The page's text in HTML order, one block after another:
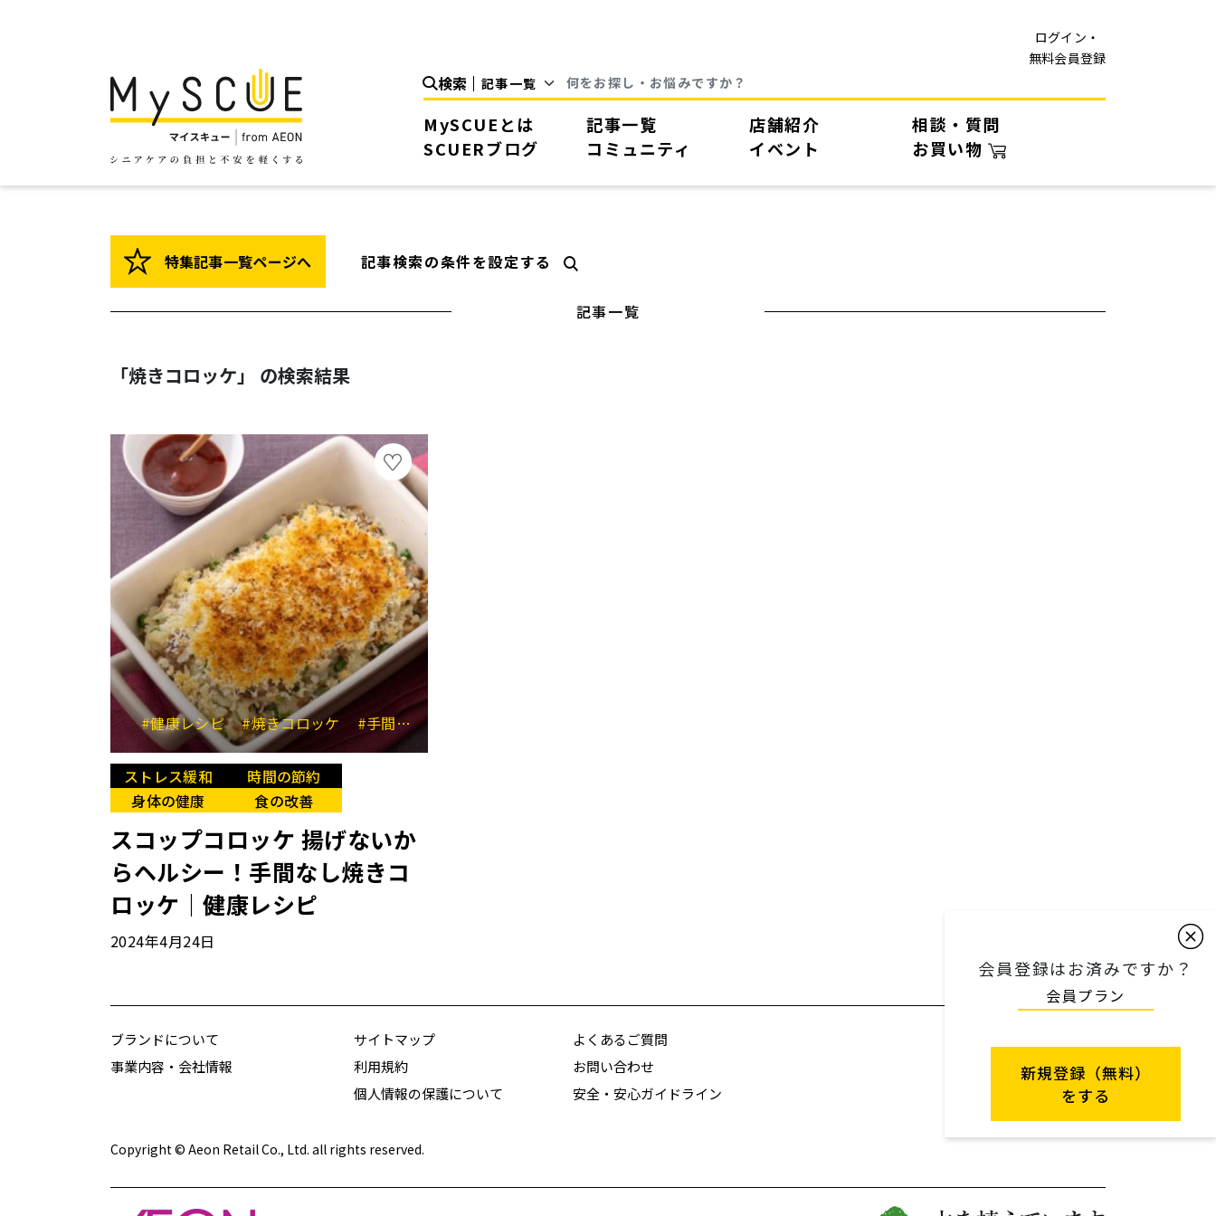
ログイン・
無料会員登録
検索
MySCUEとは 記事一覧 店舗紹介
相談・質問
SCUERブログ
コミュニティ イベント お買い物
特集記事一覧ページへ 記事検索の条件を設定する
記事一覧
「焼きコロッケ」 の検索結果
#健康レシピ #焼きコロッケ #手間なしメニュー
ストレス緩和
時間の節約
身体の健康
食の改善
スコップコロッケ 揚げないか
らヘルシー！手間なし焼きコ
ロッケ｜健康レシピ
2024年4月24日
会員登録はお済みですか？
会員プラン
新規登録（無料）
をする
ブランドについて
事業内容・会社情報
サイトマップ
利用規約
個人情報の保護について
よくあるご質問
お問い合わせ
安全・安心ガイドライン
Copyright © Aeon Retail Co., Ltd. all rights reserved.